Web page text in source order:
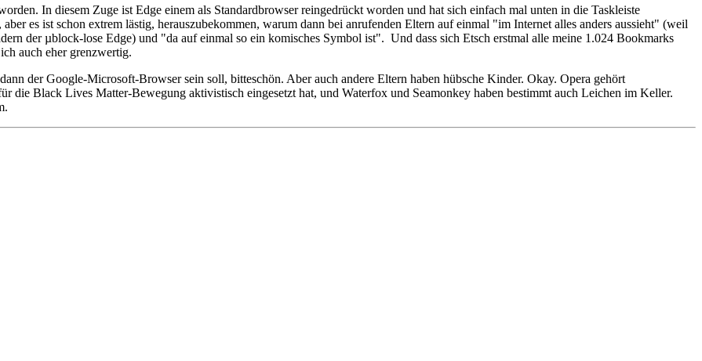
In diesem Zuge ist Edge einem als Standardbrowser reingedrückt worden und hat sich einfach mal unten in die Taskleiste
es ist schon extrem lästig, herauszubekommen, warum dann bei anrufenden Eltern auf einmal "im Internet alles anders aussieht" (weil
der µblock-lose Edge) und "da auf einmal so ein komisches Symbol ist". Und dass sich Etsch erstmal alle meine 1.024 Bookmarks
auch eher grenzwertig.
der Google-Microsoft-Browser sein soll, bitteschön. Aber auch andere Eltern haben hübsche Kinder. Okay. Opera gehört
die Black Lives Matter-Bewegung aktivistisch eingesetzt hat, und Waterfox und Seamonkey haben bestimmt auch Leichen im Keller.